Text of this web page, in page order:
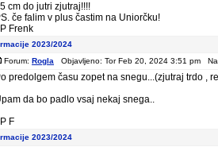
cm do jutri zjutraj!!!!
če falim v plus častim na Uniorčku!
Frenk
2023/2024
Forum: Rogla Objavljeno: Tor Feb 20, 2024 3:51 pm
predolgem času zopet na snegu...(zjutraj trdo ,
da bo padlo vsaj nekaj snega..
F
2023/2024